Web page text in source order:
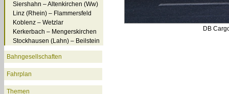
Siershahn – Altenkirchen (Ww)
Linz (Rhein) – Flammersfeld
Koblenz – Wetzlar
Kerkerbach – Mengerskirchen
Stockhausen (Lahn) – Beilstein
Bahngesellschaften
Fahrplan
Themen
DB